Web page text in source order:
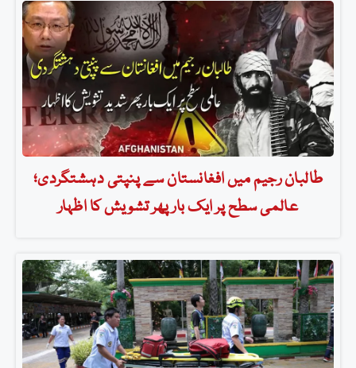
طالبان رجیم میں افغانستان سے پنپتی دہشتگردی؛
عالمی سطح پر ایک بار پھر تشویش کا اظہار